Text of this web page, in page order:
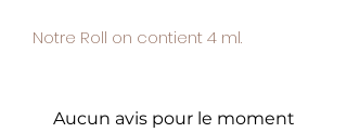
Notre Roll on contient 4 ml.
Aucun avis pour le moment